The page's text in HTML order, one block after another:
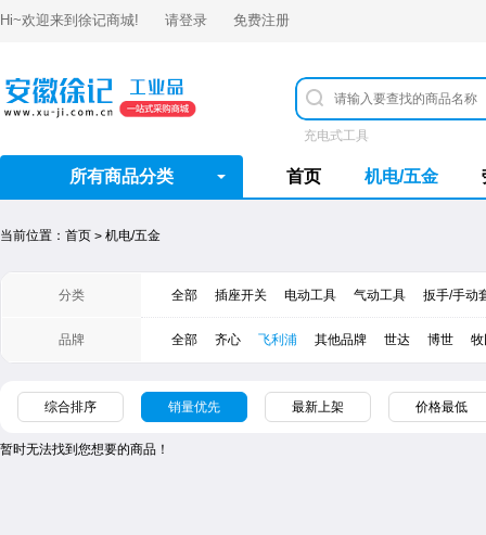
Hi~欢迎来到 徐记商城! 请登录 免费注册
充电式工具
所有商品分类 首页 机电/五金
当前位置： 首页 > 机电/五金
分类 全部 插座开关 电动工具 气动工具 扳手/手动
品牌 全部 齐心 飞利浦 其他品牌 世达 ​博世
综合排序 销量优先 最新上架 价格最低
暂时无法找到您想要的商品！